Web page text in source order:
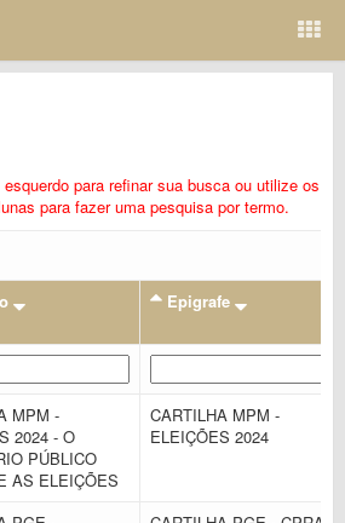
para refinar sua busca ou utilize os
para fazer uma pesquisa por termo.
Epigrafe
MPM -
2024 - O
PÚBLICO
AS ELEIÇÕES
CARTILHA MPM -
ELEIÇÕES 2024